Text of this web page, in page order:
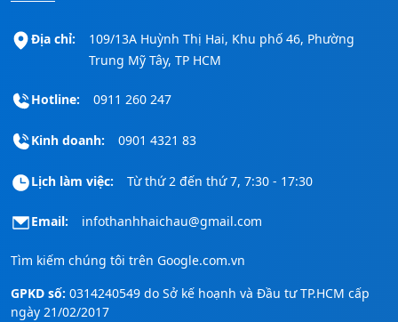
Địa chỉ:
109/13A Huỳnh Thị Hai, Khu phố 46, Phường
Trung Mỹ Tây, TP HCM
Hotline: 0911 260 247
Kinh doanh: 0901 4321 83
Lịch làm việc: Từ thứ 2 đến thứ 7, 7:30 - 17:30
Email: infothanhhaichau@gmail.com
Tìm kiếm chúng tôi trên Google.com.vn
GPKD số: 0314240549 do Sở kế hoạnh và Đầu tư TP.HCM cấp
ngày 21/02/2017